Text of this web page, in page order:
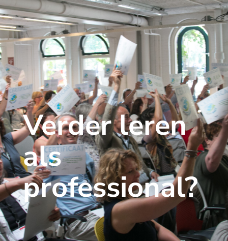
Verder leren
als
professional?